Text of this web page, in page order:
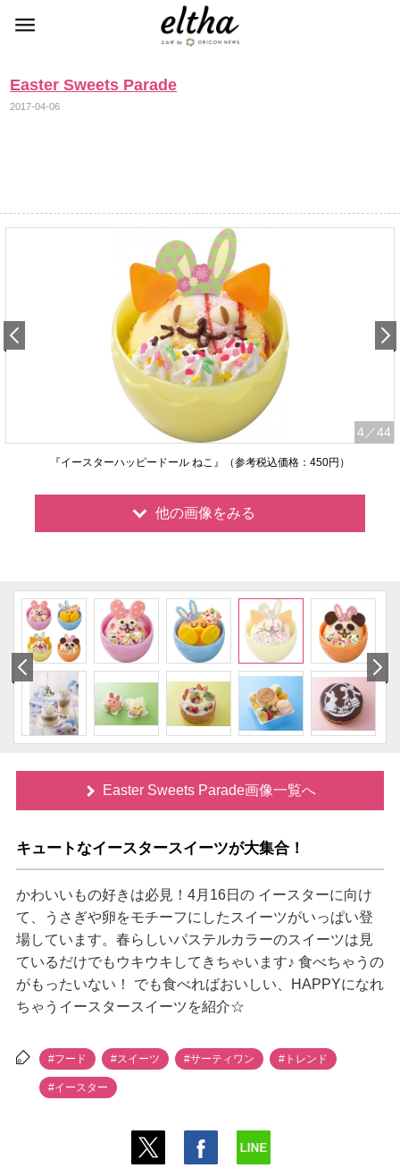
Easter Sweets Parade
2017-04-06
4 ／44
『イースターハッピードール ねこ』（参考税込価格：450円）
他の画像をみる
Easter Sweets Parade画像一覧へ
キュートなイースタースイーツが大集合！
かわいいもの好きは必見！4月16日の イースターに向け
て、うさぎや卵をモチーフにしたスイーツがいっぱい登
場しています。春らしいパステルカラーのスイーツは見
ているだけでもウキウキしてきちゃいます♪ 食べちゃうの
がもったいない！ でも食べればおいしい、HAPPYになれ
ちゃうイースタースイーツを紹介☆
#フード #スイーツ #サーティワン #トレンド
#イースター